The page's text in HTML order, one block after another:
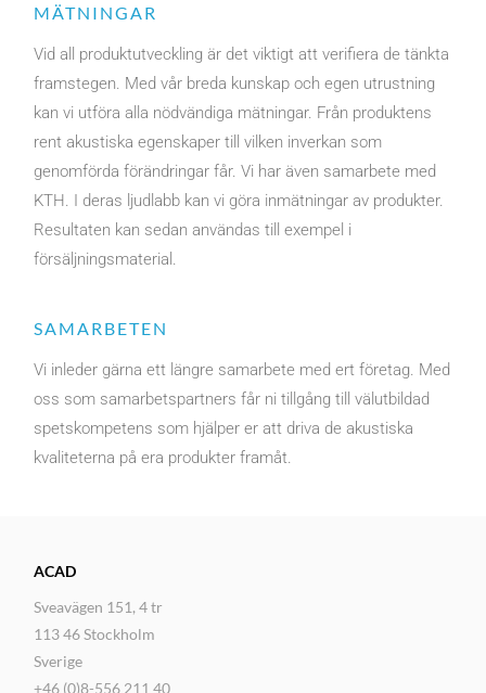
MÄTNINGAR
Vid all produktutveckling är det viktigt att verifiera de tänkta
framstegen. Med vår breda kunskap och egen utrustning
kan vi utföra alla nödvändiga mätningar. Från produktens
rent akustiska egenskaper till vilken inverkan som
genomförda förändringar får. Vi har även samarbete med
KTH. I deras ljudlabb kan vi göra inmätningar av produkter.
Resultaten kan sedan användas till exempel i
försäljningsmaterial.
SAMARBETEN
Vi inleder gärna ett längre samarbete med ert företag. Med
oss som samarbetspartners får ni tillgång till välutbildad
spetskompetens som hjälper er att driva de akustiska
kvaliteterna på era produkter framåt.
ACAD
Sveavägen 151, 4 tr
113 46 Stockholm
Sverige
+46 (0)8-556 211 40